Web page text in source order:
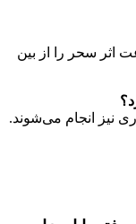
اثر سحر را از بین
نیز انجام می‌شوند.